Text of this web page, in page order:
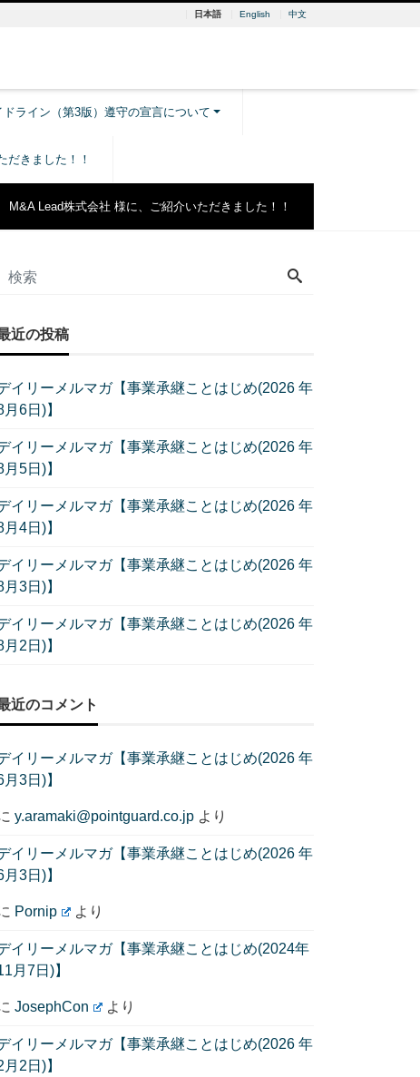
日本語 English 中文
ライン（第3版）遵守の宣言について
だきました！！
M&A Lead株式会社 様に、ご紹介いただきました！！
近の投稿
イリーメルマガ【事業承継ことはじめ(2026 年
月6日)】
イリーメルマガ【事業承継ことはじめ(2026 年
月5日)】
イリーメルマガ【事業承継ことはじめ(2026 年
月4日)】
イリーメルマガ【事業承継ことはじめ(2026 年
月3日)】
イリーメルマガ【事業承継ことはじめ(2026 年
月2日)】
近のコメント
イリーメルマガ【事業承継ことはじめ(2026 年
月3日)】
y.aramaki@pointguard.co.jp より
イリーメルマガ【事業承継ことはじめ(2026 年
月3日)】
Pornip より
イリーメルマガ【事業承継ことはじめ(2024年
月7日)】
JosephCon より
イリーメルマガ【事業承継ことはじめ(2026 年
月2日)】